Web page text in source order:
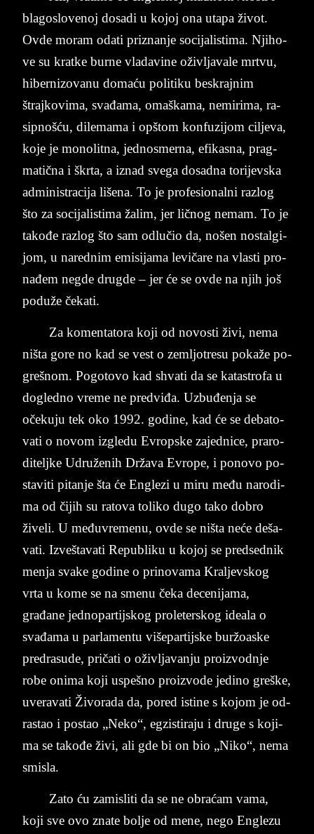
bla­go­slo­ve­noj do­sa­di u ko­joj ona uta­pa život.
Ovde mo­ram oda­ti pri­znanje so­ci­ja­li­sti­ma. Nji­ho­
ve su krat­ke burne vla­da­vi­ne oživ­ljavale mr­tvu,
hibernizovanu domaću po­li­ti­ku bes­kraj­nim
štrajko­vi­ma, svađama, oma­ška­ma, ne­mi­ri­ma, ra­
sip­nošću, dilemama i op­štom kon­fu­zi­jom cil­je­va,
koje je mo­no­lit­na, jed­no­sme­rna, efi­ka­sna, prag­
ma­tična i škrta, a iz­nad sve­ga do­sad­na to­ri­jev­ska
ad­mi­ni­stra­ci­ja li­še­na. To je pro­fe­si­o­nal­ni raz­log
što za so­ci­ja­li­sti­ma žalim, jer ličnog ne­mam. To je
takođe raz­log što sam odl­u­čio da, no­šen no­stal­gi­
jom, u na­red­nim emi­si­ja­ma le­vi­ča­re na vla­sti pro­
nađem ne­gde dru­gde – jer će se ovde na njih još
poduže čeka­ti.
Za ko­men­ta­to­ra koji od no­vo­sti živi, nema
ništa gore no kad se vest o zem­ljo­tre­su pokaže po­
gre­šnom. Po­go­to­vo kad shva­ti da se ka­ta­stro­fa u
do­gled­no vre­me ne pred­viđa. Uzbuđenja se
očeku­ju tek oko 1992. go­di­ne, kad će se de­ba­to­
va­ti o no­vom iz­gle­du Evrop­ske za­jed­ni­ce, pra­ro­
di­telj­ke Udruženih Država Evro­pe, i po­no­vo po­
sta­vi­ti pi­tan­je šta će En­gle­zi u miru među na­ro­di­
ma od čijih su ra­to­va to­li­ko dugo tako do­bro
žive­li. U međuvre­me­nu, ovde se niš­ta neće de­ša­
va­ti. Izvešta­va­ti Re­pu­bli­ku u ko­joj se pred­sed­nik
men­ja sva­ke go­di­ne o pri­no­va­ma Kral­jev­skog
vrta u kome se na sme­nu čeka de­ce­ni­ja­ma,
građane jed­no­par­tij­skog pro­le­ter­skog ideala o
svađama u par­la­men­tu vi­še­par­tij­ske buržoa­ske
pred­rasude, pričati o oživ­lja­van­ju pro­iz­vod­nje
robe oni­ma koji uspe­šno pro­iz­vo­de je­di­no greške,
uve­ra­va­ti Živo­ra­da da, po­red isti­ne s ko­jom je od­
ra­stao i po­stao „Neko“, eg­zi­sti­raju i dru­ge s ko­ji­
ma se takođe živi, ali gde bi on bio „Niko“, nema
smi­sla.
Zato ću za­mi­sli­ti da se ne obraćam vama,
koji sve ovo zna­te bol­je od mene, nego En­gle­zu